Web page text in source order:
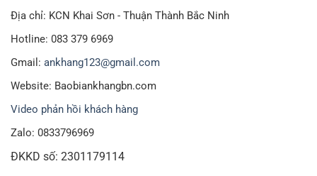
Địa chỉ: KCN Khai Sơn - Thuận Thành Bắc Ninh
Hotline: 083 379 6969
Gmail: ankhang123@gmail.com
Website: Baobiankhangbn.com
Video phản hồi khách hàng
Zalo: 0833796969
ĐKKD số: 2301179114